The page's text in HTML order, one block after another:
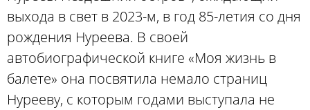
выхода в свет в 2023-м, в год 85-летия со дня
рождения Нуреева. В своей
автобиографической книге «Моя жизнь в
балете» она посвятила немало страниц
Нурееву, с которым годами выступала не